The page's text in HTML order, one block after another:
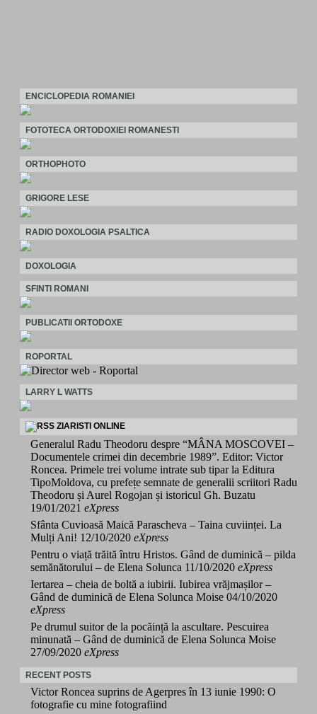
ENCICLOPEDIA ROMANIEI
FOTOTECA ORTODOXIEI ROMANESTI
ORTHOPHOTO
GRIGORE LESE
RADIO DOXOLOGIA PSALTICA
DOXOLOGIA
SFINTI ROMANI
PUBLICATII ORTODOXE
ROPORTAL
LARRY L WATTS
ZIARISTI ONLINE
Generalul Radu Theodoru despre “MÂNA MOSCOVEI –
Documentele crimei din decembrie 1989”. Editor: Victor
Roncea. Primele trei volume intrate sub tipar la Editura
TipoMoldova, cu prefețe semnate de generalii scriitori Radu
Theodoru și Aurel Rogojan și istoricul Gh. Buzatu
19/01/2021 eXpress
Sfânta Cuvioasă Maică Parascheva – Taina cuviinței. La
Mulți Ani! 12/10/2020 eXpress
Pentru o viață trăită întru Hristos. Gând de duminică – pilda
semănătorului – de Elena Solunca 11/10/2020 eXpress
Iertarea – cheia de boltă a iubirii. Iubirea vrăjmașilor –
Gând de duminică de Elena Solunca Moise 04/10/2020
eXpress
Pe drumul suitor de la pocăință la ascultare. Pescuirea
minunată – Gând de duminică de Elena Solunca Moise
27/09/2020 eXpress
RECENT POSTS
Victor Roncea suprins de Agerpres în 13 iunie 1990: O
fotografie cu mine fotografiind